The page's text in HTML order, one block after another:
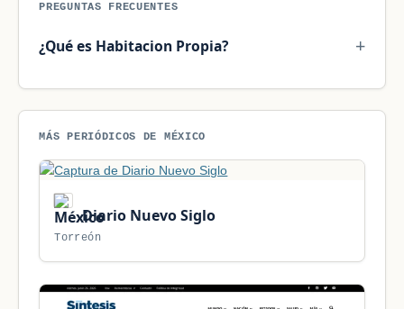
PREGUNTAS FRECUENTES
¿Qué es Habitacion Propia?
MÁS PERIÓDICOS DE MÉXICO
Diario Nuevo Siglo
Torreón